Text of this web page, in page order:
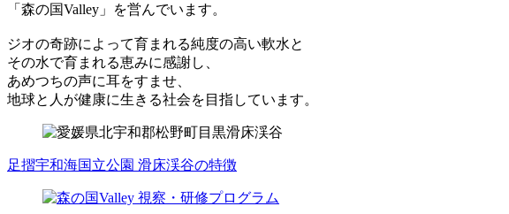
「森の国Valley」を営んでいます。
ジオの奇跡によって育まれる純度の高い軟水と
その水で育まれる恵みに感謝し、
あめつちの声に耳をすませ、
地球と人が健康に生きる社会を目指しています。
足摺宇和海国立公園 滑床渓谷の特徴